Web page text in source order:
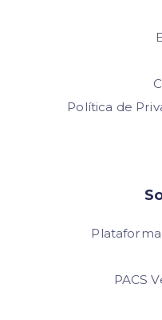
Política de
PACS